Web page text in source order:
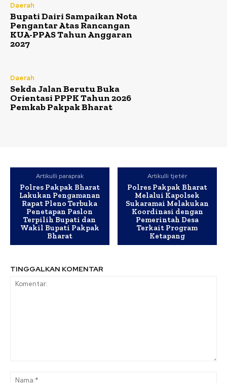
Daerah
Bupati Dairi Sampaikan Nota
Pengantar Atas Rancangan
KUA-PPAS Tahun Anggaran
2027
Daerah
Sekda Jalan Berutu Buka
Orientasi PPPK Tahun 2026
Pemkab Pakpak Bharat
Artikulli paraprak
Polres Pakpak Bharat
Lakukan Pengamanan
Rapat Pleno Terbuka
Penetapan Paslon
Terpilih Bupati dan
Wakil Bupati Pakpak
Bharat
Artikulli tjetër
Polres Pakpak Bharat
Melalui Kapolsek
Sukaramai Melakukan
Koordinasi dengan
Pemerintah Desa
Terkait Program
Ketapang
TINGGALKAN KOMENTAR